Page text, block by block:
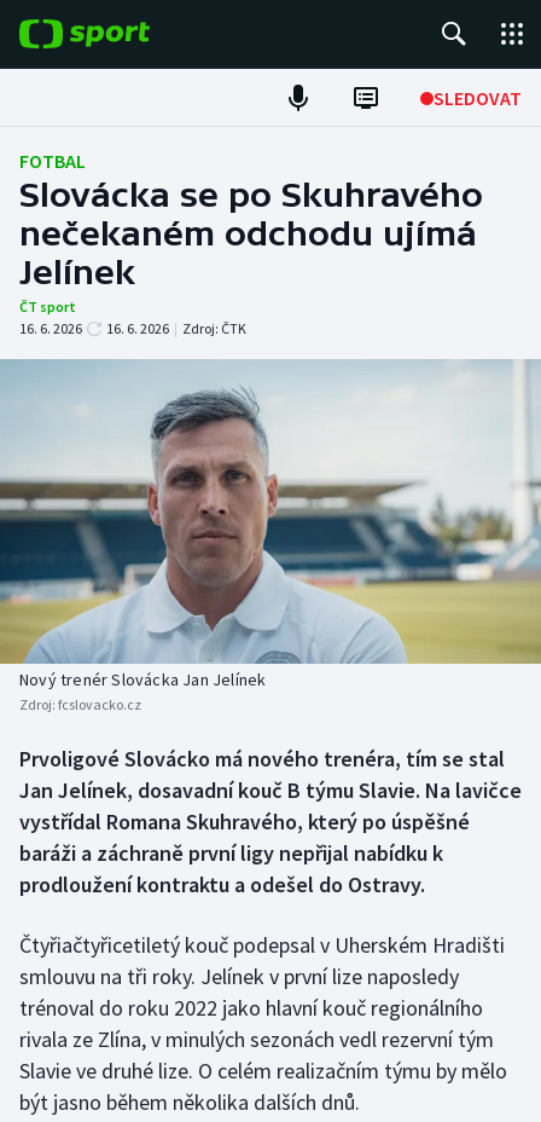
SLEDOVAT
Fotbal
Hokej
Tenis
Atletika
Americký fotbal
Baseball a softbal
Basketbal
Biatlon
Box
Curling
Florbal
Futsal
Golf
NEPŘEHLÉDNĚTE
Soutěže
Historické návraty
Aplikace ČT sport
FOTBAL
Slovácka se po Skuhravého
nečekaném odchodu ujímá
Jelínek
ČT sport
16. 6. 2026
16. 6. 2026 | Zdroj: ČTK
Nový trenér Slovácka Jan Jelínek
Zdroj: fcslovacko.cz
Prvoligové Slovácko má nového trenéra, tím se stal
Jan Jelínek, dosavadní kouč B týmu Slavie. Na lavičce
vystřídal Romana Skuhravého, který po úspěšné
baráži a záchraně první ligy nepřijal nabídku k
prodloužení kontraktu a odešel do Ostravy.
Čtyřiačtyřicetiletý kouč podepsal v Uherském Hradišti
smlouvu na tři roky. Jelínek v první lize naposledy
trénoval do roku 2022 jako hlavní kouč regionálního
rivala ze Zlína, v minulých sezonách vedl rezervní tým
Slavie ve druhé lize. O celém realizačním týmu by mělo
být jasno během několika dalších dnů.